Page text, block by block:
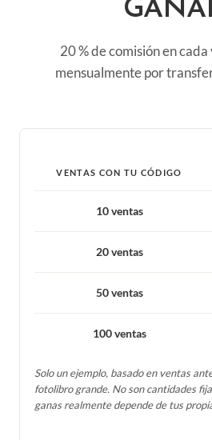
20 % de comisión en
mensualmente por
VENTAS CON TU CÓDIGO
10 ventas
20 ventas
50 ventas
100 ventas
Solo un ejemplo, basado en ventas
fotolibro grande. No son cantidades
ganas realmente depende de tus